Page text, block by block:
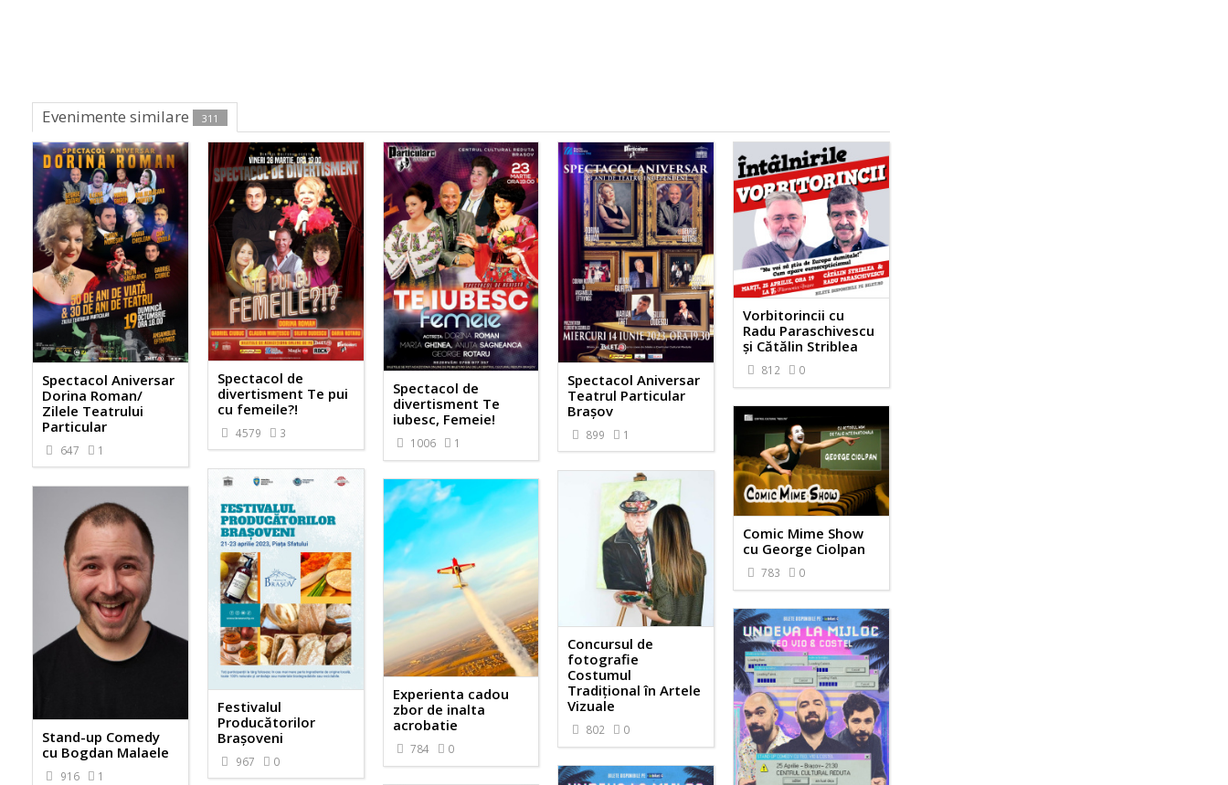
Evenimente similare 311
Spectacol Aniversar
Dorina Roman/
Zilele Teatrului
Particular
647 1
Spectacol de
divertisment Te pui
cu femeile?!
4579 3
Spectacol de
divertisment Te
iubesc, Femeie!
1006 1
Spectacol Aniversar
Teatrul Particular
Brașov
899 1
Vorbitorincii cu
Radu Paraschivescu
și Cătălin Striblea
812 0
Comic Mime Show
cu George Ciolpan
783 0
Festivalul
Producătorilor
Brașoveni
967 0
Concursul de
fotografie
Costumul
Tradițional în Artele
Vizuale
802 0
Experienta cadou
zbor de inalta
acrobatie
784 0
Stand-up Comedy
cu Bogdan Malaele
916 1